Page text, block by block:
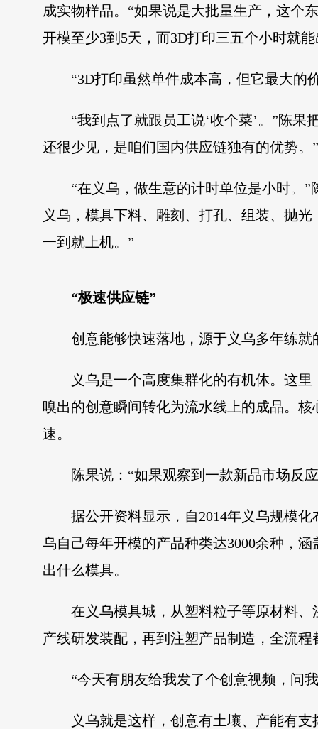
成实物样品。“如果说是大批量生产，这个
开模至少3到5天，而3D打印三五个小时就
“3D打印虽然单件成本高，但它最大的
“我到点了就跟员工说‘收个菜’。”陈
还很少见，是咱们国内供应链独有的优势
“在义乌，做生意的计时单位是小时。
义乌，模具下料、雕刻、打孔、组装、抛
一到就上机。”
“极速供应链”
创意能够快速落地，源于义乌多年练就
义乌是一个高度集群化的有机体。这
嗅出的创意瞬间转化为流水线上的成品。
速。
陈果说：“如果观察到一款新品市场反
据公开资料显示，自2014年义乌规模
乌自己每年开模的产品种类达3000余种，
出什么模具。
在义乌模具城，从塑料粒子等原材料
产线研发装配，再到注塑产品制造，全流
“今天有朋友给我发了个创意视频，问
义乌就是这样，创意有土壤、产能有